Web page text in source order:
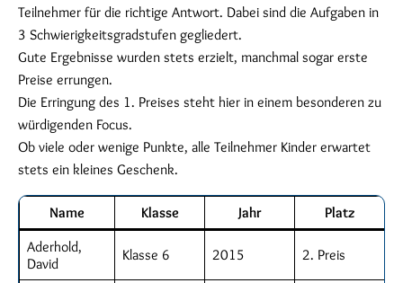
Teilnehmer für die richtige Antwort. Dabei sind die Aufgaben in
3 Schwierigkeitsgradstufen gegliedert.
Gute Ergebnisse wurden stets erzielt, manchmal sogar erste
Preise errungen.
Die Erringung des 1. Preises steht hier in einem besonderen zu
würdigenden Focus.
Ob viele oder wenige Punkte, alle Teilnehmer Kinder erwartet
stets ein kleines Geschenk.
Name Klasse Jahr
Platz
Aderhold,
David
Klasse 6 2015 2. Preis